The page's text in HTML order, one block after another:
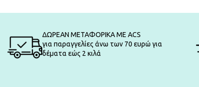
ΔΩΡΕΑΝ ΜΕΤΑΦΟΡΙΚΑ ΜΕ ACS
για παραγγελίες άνω των 70 ευρώ για
δέματα εώς 2 κιλά